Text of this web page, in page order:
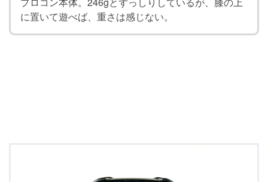
に置いて遊べば、重さは感じない。